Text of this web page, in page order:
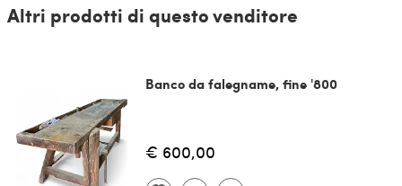
Altri prodotti di questo venditore
Banco da falegname, fine '800
€ 600,00